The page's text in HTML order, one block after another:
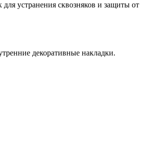
устранения сквозняков и защиты от
декоративные накладки.